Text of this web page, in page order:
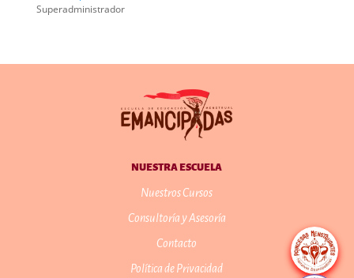
Superadministrador
NUESTRA ESCUELA
Nuestros Cursos
Consultoría y Asesoría
Contacto
Política de Privacidad